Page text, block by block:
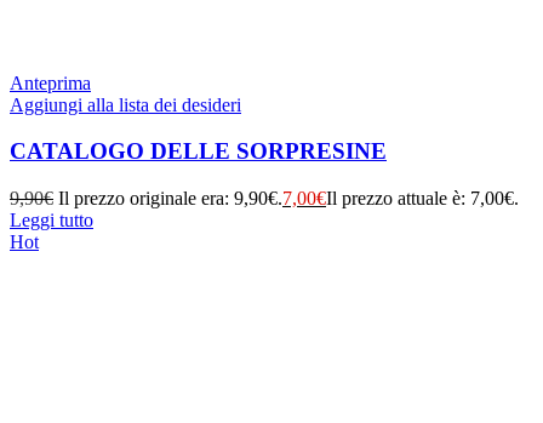
Anteprima
Aggiungi alla lista dei desideri
CATALOGO DELLE SORPRESINE
9,90€ Il prezzo originale era: 9,90€.7,00€Il prezzo attuale è: 7,00€.
Leggi tutto
Hot